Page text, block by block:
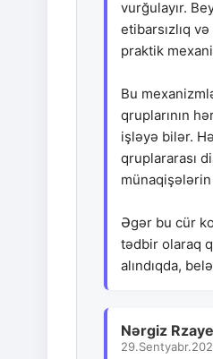
vurğulayır.
etibarsızlıq
praktik
Bu
qruplarının
işləyə bilər.
qruplararası
münaqişələrin
Əgər bu cür
tədbir olaraq
alındıqda,
Nərgiz